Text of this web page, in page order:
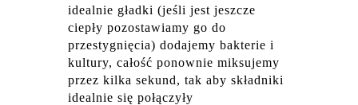
idealnie gładki (jeśli jest jeszcze
ciepły pozostawiamy go do
przestygnięcia) dodajemy bakterie i
kultury, całość ponownie miksujemy
przez kilka sekund, tak aby składniki
idealnie się połączyły